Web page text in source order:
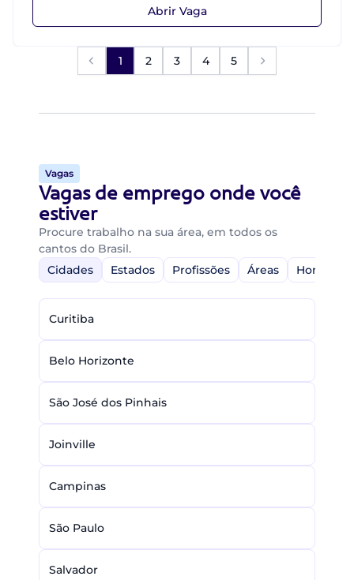
Abrir Vaga
1 2 3 4 5
Vagas
Vagas de emprego onde você
estiver
Procure trabalho na sua área, em todos os
cantos do Brasil.
Cidades
Estados Profissões Áreas Home-
Curitiba
Belo Horizonte
São José dos Pinhais
Joinville
Campinas
São Paulo
Salvador